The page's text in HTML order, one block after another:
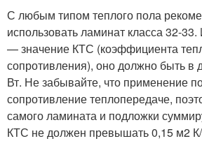
С любым типом теплого пола
использовать ламинат класса 32-
— значение КТС (коэффициента
сопротивления), оно должно быть в
Вт. Не забывайте, что применение
сопротивление теплопередаче,
самого ламината и подложки
КТС не должен превышать 0,15 м2